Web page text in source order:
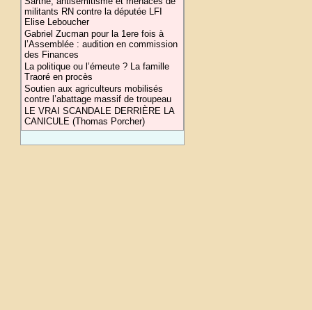
militants RN contre la députée LFI
Elise Leboucher
Gabriel Zucman pour la 1ere fois à
l’Assemblée : audition en commission
des Finances
La politique ou l’émeute ? La famille
Traoré en procès
Soutien aux agriculteurs mobilisés
contre l’abattage massif de troupeau
LE VRAI SCANDALE DERRIÈRE LA
CANICULE (Thomas Porcher)